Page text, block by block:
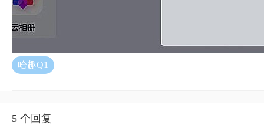
哈趣Q1
5 个回复